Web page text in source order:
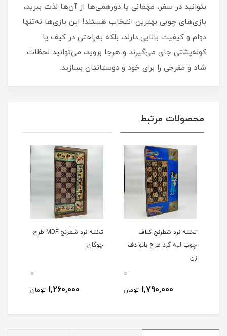
بتوانید در سفر، مهمانی یا دورهمی‌ها از آن‌ها لذت ببرید،
بازی‌های چوبی بهترین انتخاب هستند! این بازی‌ها نه‌تنها
دوام و کیفیت بالایی دارند، بلکه به‌راحتی در کیف یا
کوله‌پشتی جای می‌گیرند و هرجا بروید، می‌توانید لحظات
شاد و مفرحی را برای خود و دوستانتان بسازید.
محصولات مرتبط
تخته نرد شطرنج کلاف
چوب لبه گرد طرح بانو دف
زن
0
1,790,000 تومان
تخته نرد شطرنج MDF طرح
چوگان
0
1,260,000 تومان